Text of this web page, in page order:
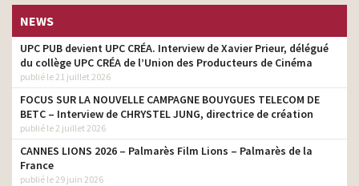
NEWS
UPC PUB devient UPC CRÉA. Interview de Xavier Prieur, délégué
du collège UPC CRÉA de l’Union des Producteurs de Cinéma
publié le 21 juillet 2026
FOCUS SUR LA NOUVELLE CAMPAGNE BOUYGUES TELECOM DE
BETC – Interview de CHRYSTEL JUNG, directrice de création
publié le 2 juillet 2026
CANNES LIONS 2026 – Palmarès Film Lions – Palmarès de la
France
publié le 29 juin 2026